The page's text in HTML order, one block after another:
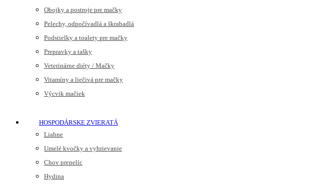
Obojky a postroje pre mačky
Pelechy, odpočívadlá a škrabadlá
Podstielky a toalety pre mačky
Prepravky a tašky
Veterinárne diéty / Mačky
Vitamíny a liečivá pre mačky
Výcvik mačiek
HOSPODÁRSKE ZVIERATÁ
Liahne
Umelé kvočky a vyhrievanie
Chov prepelíc
Hydina